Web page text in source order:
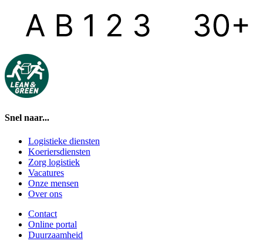
Snel naar...
Logistieke diensten
Koeriersdiensten
Zorg logistiek
Vacatures
Onze mensen
Over ons
Contact
Online portal
Duurzaamheid